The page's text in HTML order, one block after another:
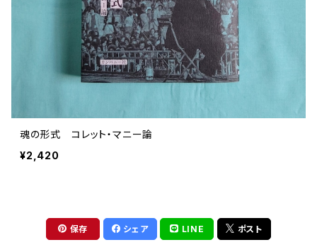
魂の形式 コレット・マニー論
¥2,420
保存 シェア LINE ポスト